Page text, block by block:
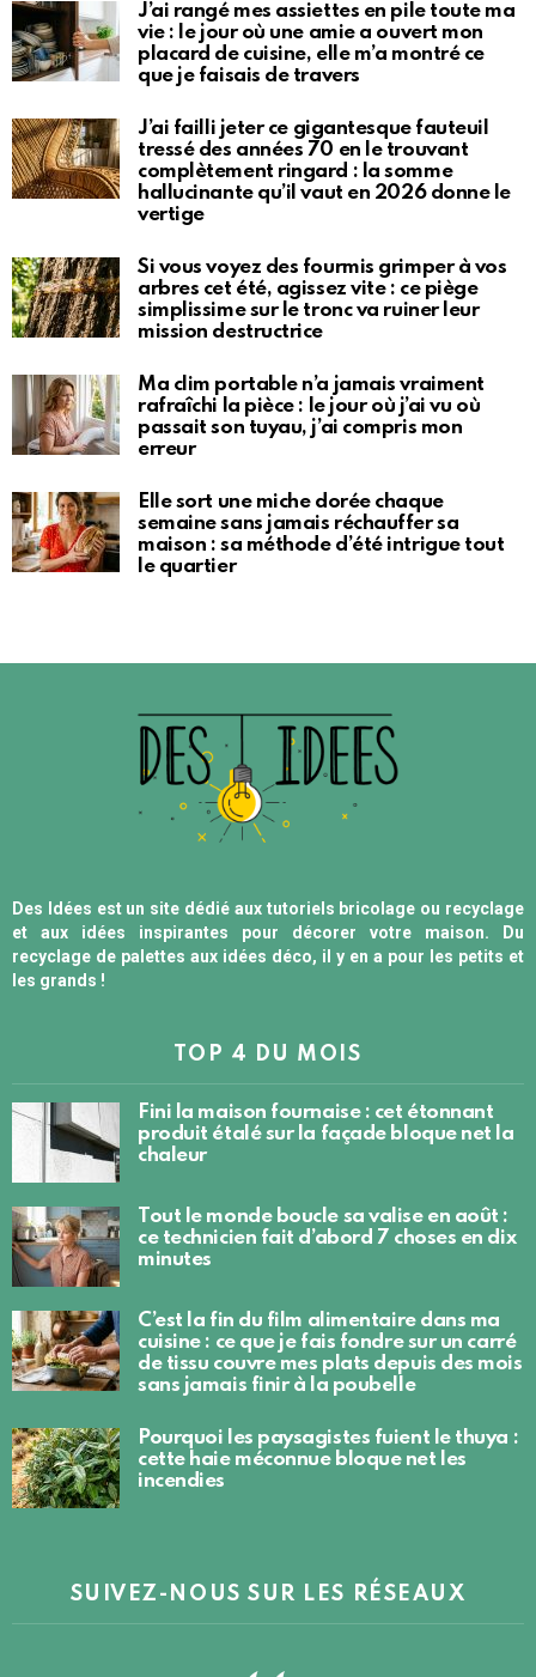
J’ai rangé mes assiettes en pile toute ma
vie : le jour où une amie a ouvert mon
placard de cuisine, elle m’a montré ce
que je faisais de travers
J’ai failli jeter ce gigantesque fauteuil
tressé des années 70 en le trouvant
complètement ringard : la somme
hallucinante qu’il vaut en 2026 donne le
vertige
Si vous voyez des fourmis grimper à vos
arbres cet été, agissez vite : ce piège
simplissime sur le tronc va ruiner leur
mission destructrice
Ma clim portable n’a jamais vraiment
rafraîchi la pièce : le jour où j’ai vu où
passait son tuyau, j’ai compris mon
erreur
Elle sort une miche dorée chaque
semaine sans jamais réchauffer sa
maison : sa méthode d’été intrigue tout
le quartier
Des Idées est un site dédié aux tutoriels bricolage ou recyclage
et aux idées inspirantes pour décorer votre maison. Du
recyclage de palettes aux idées déco, il y en a pour les petits et
les grands !
TOP 4 DU MOIS
Fini la maison fournaise : cet étonnant
produit étalé sur la façade bloque net la
chaleur
Tout le monde boucle sa valise en août :
ce technicien fait d’abord 7 choses en dix
minutes
C’est la fin du film alimentaire dans ma
cuisine : ce que je fais fondre sur un carré
de tissu couvre mes plats depuis des mois
sans jamais finir à la poubelle
Pourquoi les paysagistes fuient le thuya :
cette haie méconnue bloque net les
incendies
SUIVEZ-NOUS SUR LES RÉSEAUX